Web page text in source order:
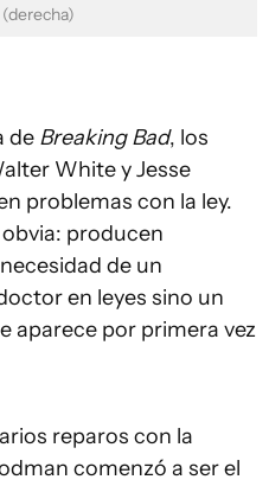
de Breaking Bad, los
White y Jesse
problemas con la ley.
producen
de un
en leyes sino un
aparece por primera vez
reparos con la
comenzó a ser el